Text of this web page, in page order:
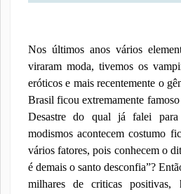
Nos últimos anos vários
viraram moda, tivemos os
eróticos e mais recentemente o
Brasil ficou extremamente
Desastre do qual já falei para
modismos acontecem costumo
vários fatores, pois conhecem o
é demais o santo desconfia”?
milhares de criticas positivas,